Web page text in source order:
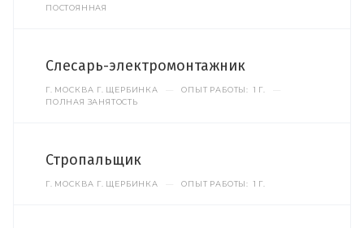
ПОСТОЯННАЯ
Слесарь-электромонтажник
Г. МОСКВА Г. ЩЕРБИНКА ОПЫТ РАБОТЫ: 1 Г.
ПОЛНАЯ ЗАНЯТОСТЬ
Стропальщик
Г. МОСКВА Г. ЩЕРБИНКА ОПЫТ РАБОТЫ: 1 Г.